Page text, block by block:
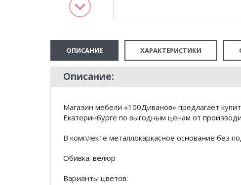
ОПИСАНИЕ ХАРАКТЕРИСТИКИ
Описание:
Магазин мебели «100Диванов» предлагает
Екатеринбурге по выгодным ценам от
В комплекте металлокаркасное основание без
Обивка: велюр
Варианты цветов: